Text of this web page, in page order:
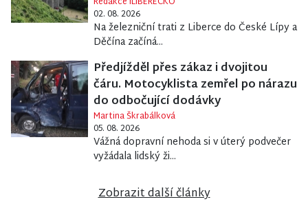
02. 08. 2026
Na železniční trati z Liberce do České Lípy a
Děčína začíná...
Předjížděl přes zákaz i dvojitou
čáru. Motocyklista zemřel po nárazu
do odbočující dodávky
Martina Škrabálková
05. 08. 2026
Vážná dopravní nehoda si v úterý podvečer
vyžádala lidský ži...
Zobrazit další články